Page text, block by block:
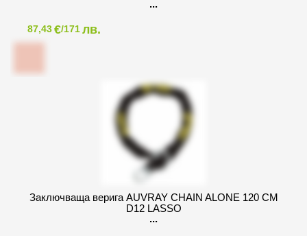
87,43€/171лв.
Заключваща верига AUVRAY CHAIN ALONE 120 CM
D12 LASSO